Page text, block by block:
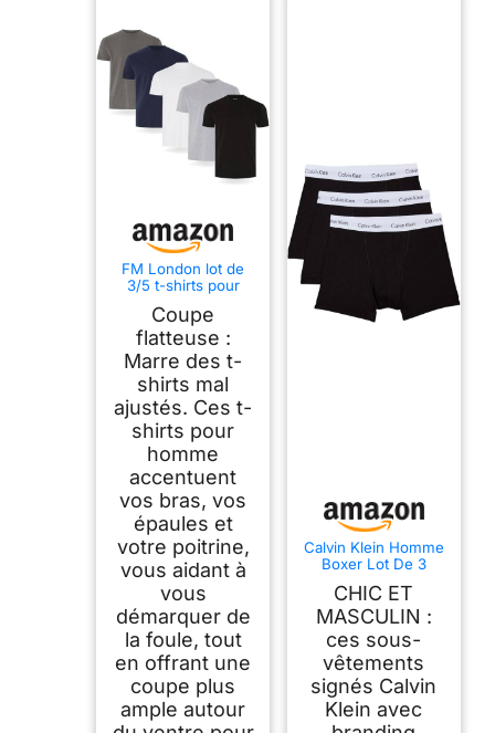
FM London lot de
3/5 t-shirts pour
de qualité
supérieure avec
design légèrement
ajusté
Coupe
flatteuse :
Marre des t-
shirts mal
ajustés. Ces t-
shirts pour
homme
accentuent
vos bras, vos
épaules et
votre poitrine,
vous aidant à
vous
démarquer de
la foule, tout
en offrant une
coupe plus
ample autour
Calvin Klein Homme
Boxer Lot De 3
Vêtement, Noir
(Black), M
CHIC ET
MASCULIN :
ces sous-
vêtements
signés Calvin
Klein avec